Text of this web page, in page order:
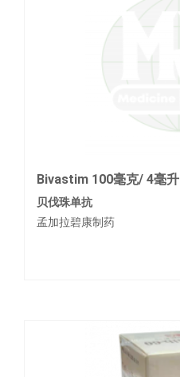
Bivastim 100毫克/ 4毫升
贝伐珠单抗
孟加拉碧康制药